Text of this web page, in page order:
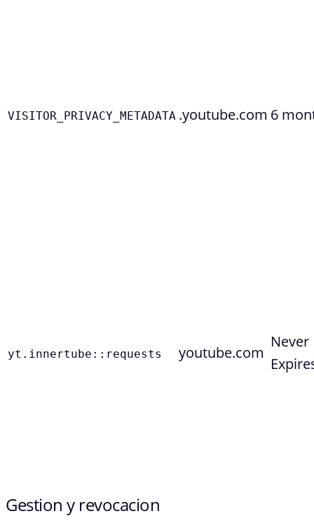
VISITOR_PRIVACY_METADATA .youtube.com 6
yt.innertube::requests youtube.com
Never
Gestion y revocacion